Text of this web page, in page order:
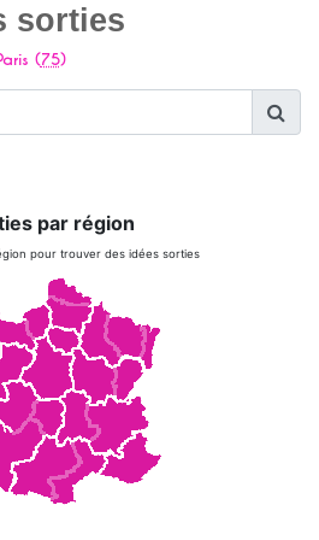
sorties
(75)
par région
pour trouver des idées sorties